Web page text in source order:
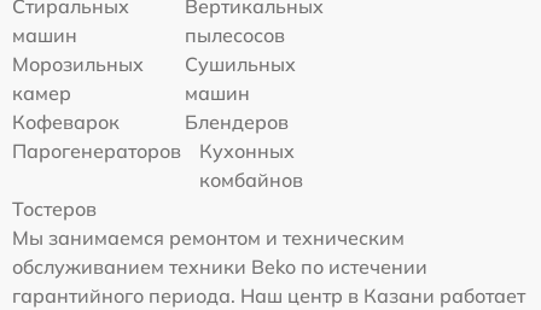
Стиральных
машин
Вертикальных
пылесосов
Морозильных
камер
Сушильных
машин
Кофеварок
Блендеров
Парогенераторов
Кухонных
комбайнов
Тостеров
Мы занимаемся ремонтом и техническим
обслуживанием техники Beko по истечении
гарантийного периода. Наш центр в Казани работает